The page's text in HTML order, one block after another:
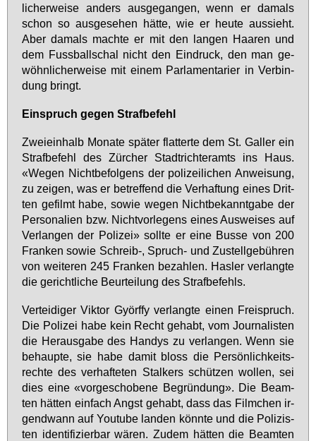
li­cher­wei­se an­ders aus­ge­gan­gen, wenn er da­mals
schon so aus­ge­se­hen hät­te, wie er heu­te aus­sieht.
Aber da­mals mach­te er mit den lan­gen Haa­ren und
dem Fuss­ball­schal nicht den Ein­druck, den man ge­
wöhn­li­cher­wei­se mit ei­nem Par­la­men­ta­ri­er in Ver­bin­
dung bringt.
Ein­spruch ge­gen Straf­be­fehl
Zwei­ein­halb Mo­na­te spä­ter flat­ter­te dem St. Gal­ler ein
Straf­be­fehl des Zür­cher Stadt­rich­ter­amts ins Haus.
«We­gen Nicht­be­fol­gens der po­li­zei­li­chen An­wei­sung,
zu zei­gen, was er be­tref­fend die Ver­haf­tung ei­nes Drit­
ten ge­filmt ha­be, so­wie we­gen Nicht­be­kannt­ga­be der
Per­so­na­li­en bzw. Nicht­vor­le­gens ei­nes Aus­wei­ses auf
Ver­lan­gen der Po­li­zei» soll­te er ei­ne Bus­se von 200
Fran­ken so­wie Schreib-, Spruch- und Zu­stell­ge­büh­ren
von wei­te­ren 245 Fran­ken be­zah­len. Has­ler ver­lang­te
die ge­richt­li­che Be­ur­tei­lung des Straf­be­fehls.
Ver­tei­di­ger Vik­tor Györf­fy ver­lang­te ei­nen Frei­spruch.
Die Po­li­zei ha­be kein Recht ge­habt, vom Jour­na­lis­ten
die Her­aus­ga­be des Han­dys zu ver­lan­gen. Wenn sie
be­haup­te, sie ha­be da­mit bloss die Per­sön­lich­keits­
rech­te des ver­haf­te­ten Stal­kers schüt­zen wol­len, sei
dies ei­ne «vor­ge­scho­be­ne Be­grün­dung». Die Be­am­
ten hät­ten ein­fach Angst ge­habt, dass das Film­chen ir­
gend­wann auf Youtube lan­den könn­te und die Po­li­zis­
ten iden­ti­fi­zier­bar wä­ren. Zu­dem hät­ten die Be­am­ten